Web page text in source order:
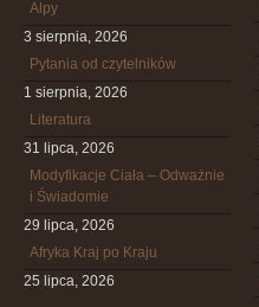
Alpy
3 sierpnia, 2026
Pytania od czytelników
1 sierpnia, 2026
Literatura
31 lipca, 2026
Modyfikacje Ciała – Odważnie
i Świadomie
29 lipca, 2026
Afryka Kraj po Kraju
25 lipca, 2026